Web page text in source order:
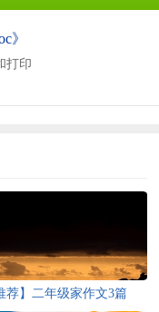
》
打印
荐】二年级家作文3篇